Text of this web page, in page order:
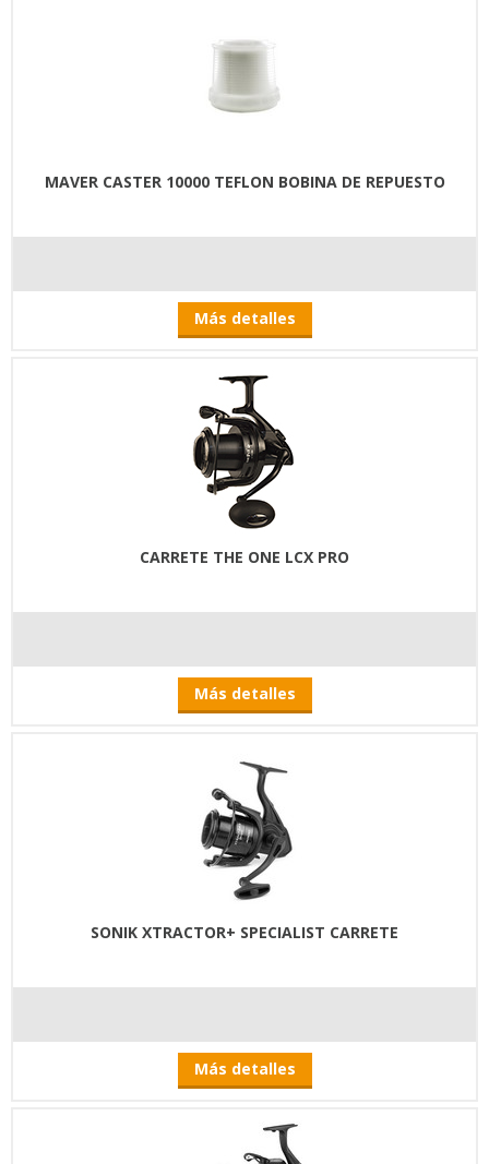
MAVER CASTER 10000 TEFLON BOBINA DE REPUESTO
Más detalles
CARRETE THE ONE LCX PRO
Más detalles
SONIK XTRACTOR+ SPECIALIST CARRETE
Más detalles